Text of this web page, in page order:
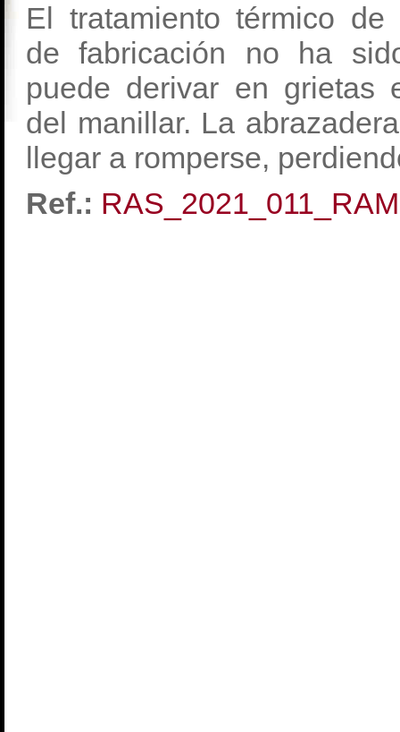
El tratamiento térmico de
de fabricación no ha
puede derivar en grietas
del manillar. La
llegar a romperse,
Ref.: RAS_2021_011_RAM